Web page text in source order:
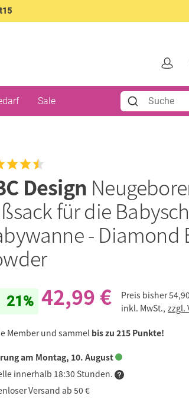
Sale
Design
für die
- Diamond
21% 42,99 € Preis bisher
inkl. MwSt., zzgl.
Member und sammelbis zu 215 Punkte!
am Montag, 10. August
innerhalb 18:30 Stunden.
Versand ab 50 €